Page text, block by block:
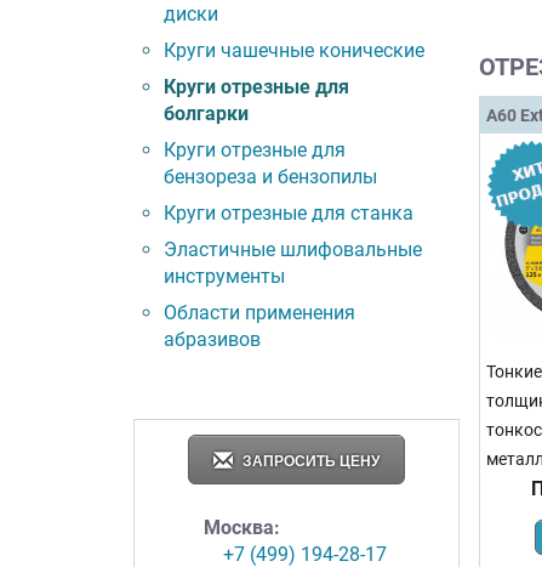
A60
диски
Круги чашечные конические
Круги отрезные для
болгарки
Круги отрезные для
бензореза и бензопилы
Круги отрезные для станка
Эластичные шлифовальные
инструменты
Области применения
абразивов
ЗАПРОСИТЬ ЦЕНУ
Москва:
+7 (499) 194-28-17